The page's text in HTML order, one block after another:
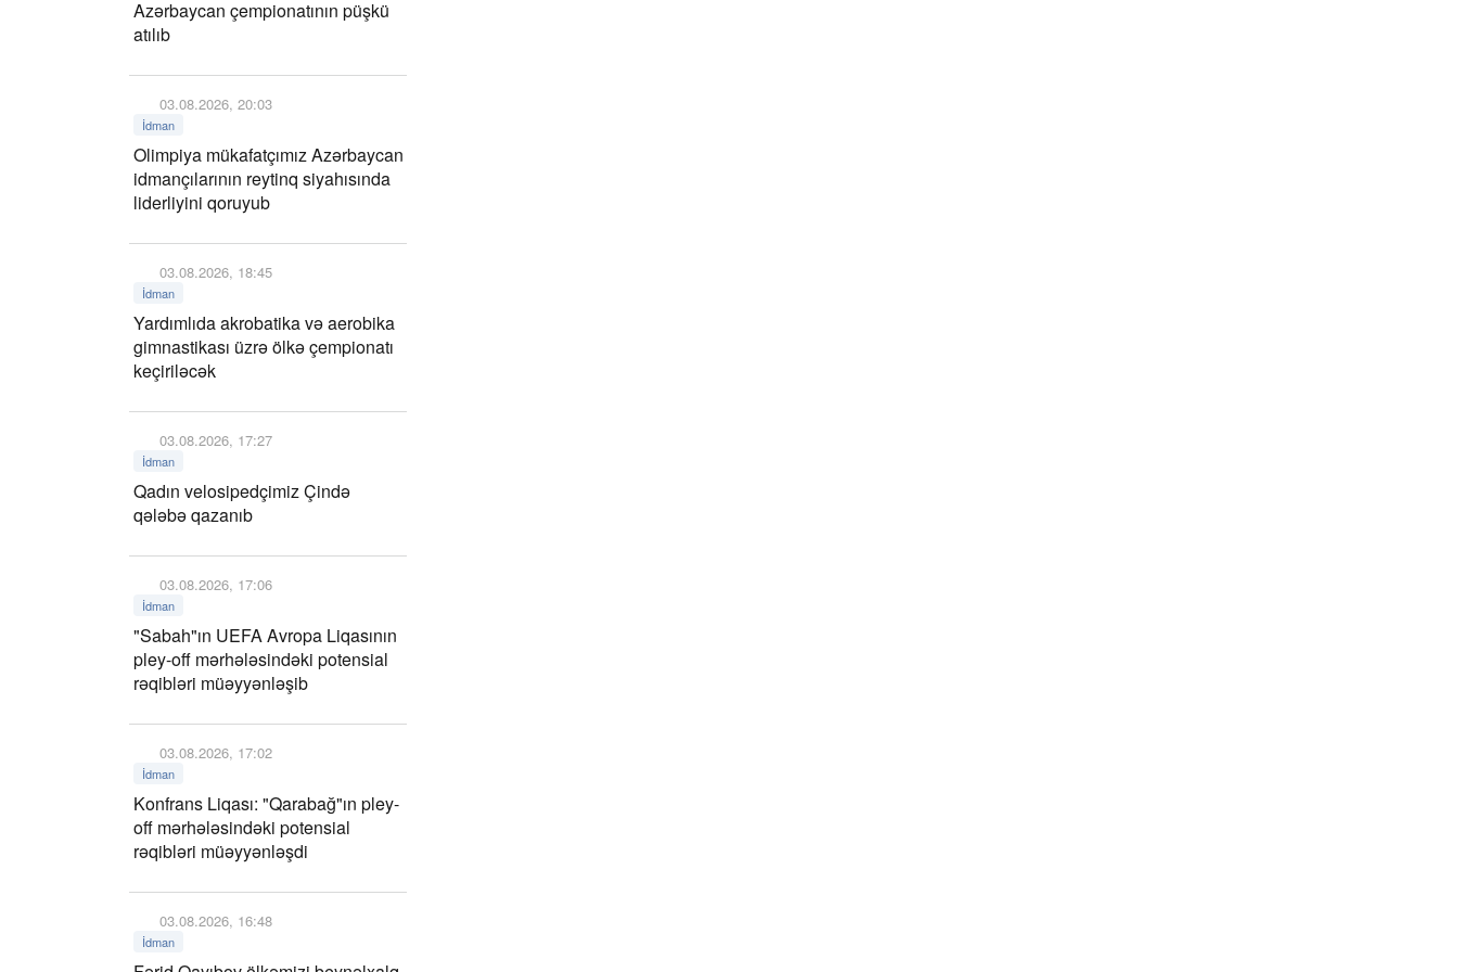
Azərbaycan çempionatının püşkü
atılıb
03.08.2026, 20:03
İdman
Olimpiya mükafatçımız Azərbaycan
idmançılarının reytinq siyahısında
liderliyini qoruyub
03.08.2026, 18:45
İdman
Yardımlıda akrobatika və aerobika
gimnastikası üzrə ölkə çempionatı
keçiriləcək
03.08.2026, 17:27
İdman
Qadın velosipedçimiz Çində
qələbə qazanıb
03.08.2026, 17:06
İdman
"Sabah"ın UEFA Avropa Liqasının
pley-off mərhələsindəki potensial
rəqibləri müəyyənləşib
03.08.2026, 17:02
İdman
Konfrans Liqası: "Qarabağ"ın pley-
off mərhələsindəki potensial
rəqibləri müəyyənləşdi
03.08.2026, 16:48
İdman